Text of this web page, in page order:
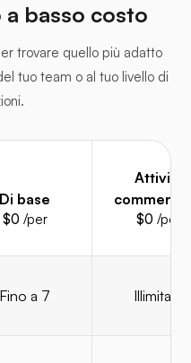
basso costo
trovare quello più adatto
tuo team o al tuo livello di
Di base
$0 /per
Attività
$0 /per
Fino a 7 Illimitato